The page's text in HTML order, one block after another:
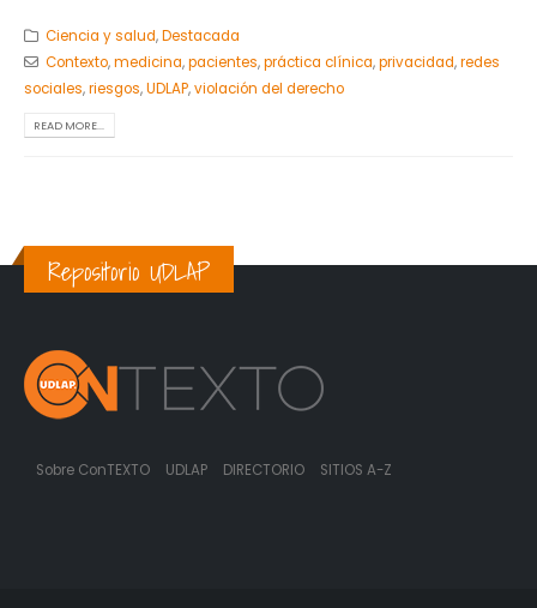
Ciencia y salud,Destacada
Contexto,medicina,pacientes,práctica clínica,privacidad,redes
sociales,riesgos,UDLAP,violación del derecho
READ MORE...
Repositorio UDLAP
Sobre ConTEXTO UDLAP DIRECTORIO SITIOS A-Z